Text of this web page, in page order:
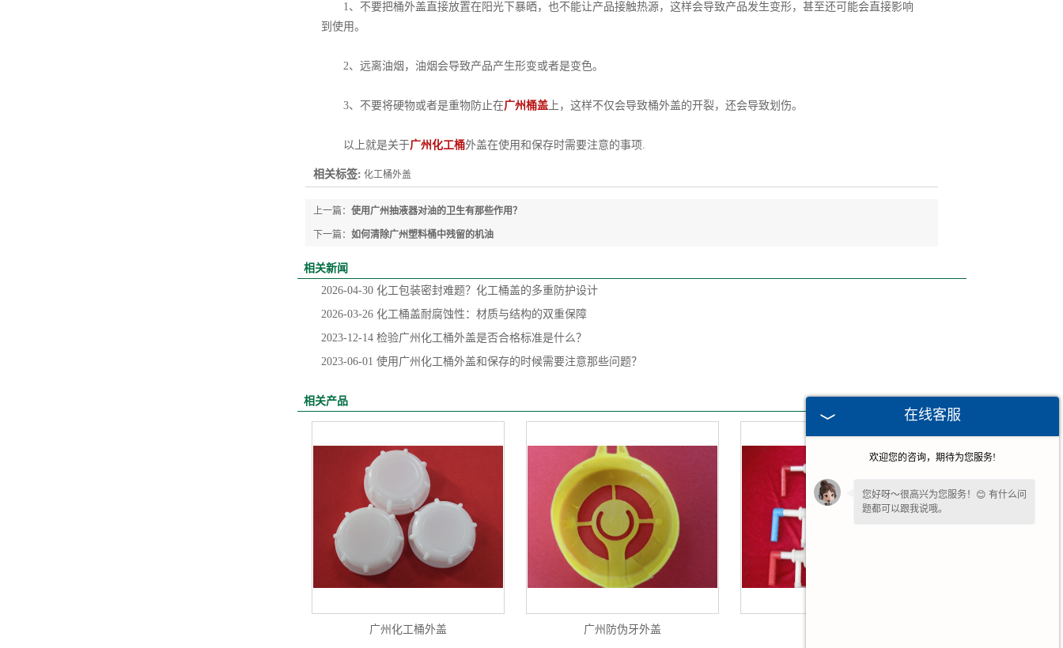
1、不要把桶外盖直接放置在阳光下暴晒，也不能让产品接触热源，这样会导致产品发生变形，甚至还可能会直接影响
到使用。
2、远离油烟，油烟会导致产品产生形变或者是变色。
3、不要将硬物或者是重物防止在广州桶盖 上，这样不仅会导致桶外盖的开裂，还会导致划伤。
以上就是关于广州化工桶外盖在使用和保存时需要注意的事项.
相关标签: 化工桶外盖
上一篇： 使用广州抽液器对油的卫生有那些作用？
下一篇： 如何清除广州塑料桶中残留的机油
相关新闻
2026-04-30 化工包装密封难题？化工桶盖的多重防护设计
2026-03-26 化工桶盖耐腐蚀性：材质与结构的双重保障
2023-12-14 检验广州化工桶外盖是否合格标准是什么？
2023-06-01 使用广州化工桶外盖和保存的时候需要注意那些问题？
相关产品
广州化工桶外盖 广州防伪牙外盖
在线客服
欢迎您的咨询，期待为您服务!
您好呀～很高兴为您服务！😊 有什么问
题都可以跟我说哦。